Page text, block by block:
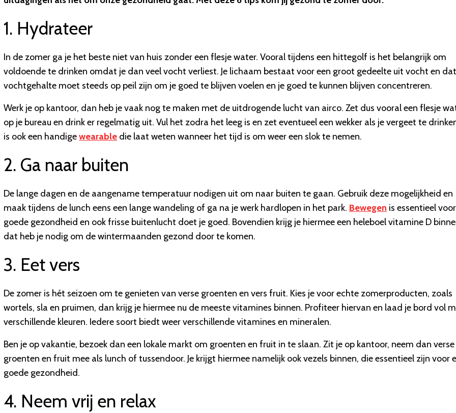
1. Hydrateer
In de zomer ga je het beste niet van huis zonder een flesje water. Vooral tijdens een hittegolf is het belangrijk om
voldoende te drinken omdat je dan veel vocht verliest. Je lichaam bestaat voor een groot gedeelte uit vocht en dat
vochtgehalte moet steeds op peil zijn om je goed te blijven voelen en je goed te kunnen blijven concentreren.
Werk je op kantoor, dan heb je vaak nog te maken met de uitdrogende lucht van airco. Zet dus vooral een flesje
op je bureau en drink er regelmatig uit. Vul het zodra het leeg is en zet eventueel een wekker als je vergeet te
is ook een handigewearable die laat weten wanneer het tijd is om weer een slok te nemen.
2. Ga naar buiten
De lange dagen en de aangename temperatuur nodigen uit om naar buiten te gaan. Gebruik deze mogelijkheid en
maak tijdens de lunch eens een lange wandeling of ga na je werk hardlopen in het park. Bewegen is essentieel
goede gezondheid en ook frisse buitenlucht doet je goed. Bovendien krijg je hiermee een heleboel vitamine D
dat heb je nodig om de wintermaanden gezond door te komen.
3. Eet vers
De zomer is hét seizoen om te genieten van verse groenten en vers fruit. Kies je voor echte zomerproducten, zoals
wortels, sla en pruimen, dan krijg je hiermee nu de meeste vitamines binnen. Profiteer hiervan en laad je bord vol
verschillende kleuren. Iedere soort biedt weer verschillende vitamines en mineralen.
Ben je op vakantie, bezoek dan een lokale markt om groenten en fruit in te slaan. Zit je op kantoor, neem dan verse
groenten en fruit mee als lunch of tussendoor. Je krijgt hiermee namelijk ook vezels binnen, die essentieel zijn voor
goede gezondheid.
4. Neem vrij en relax